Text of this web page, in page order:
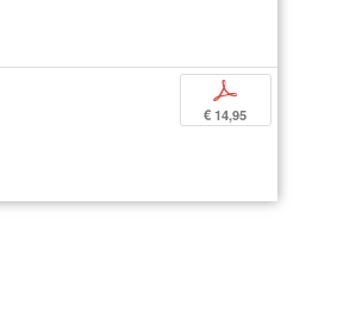
p
€ 14,95